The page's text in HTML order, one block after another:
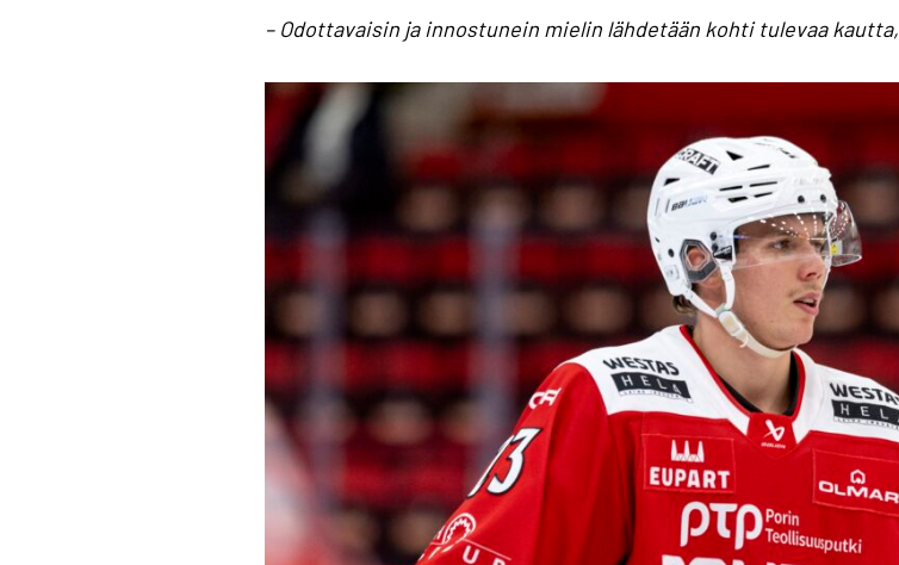
– Odottavaisin ja innostunein mielin lähdetään kohti tulevaa kautta,